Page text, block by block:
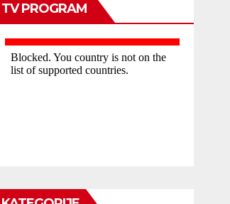
TV PROGRAM